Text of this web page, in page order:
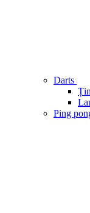
Darts
Ping